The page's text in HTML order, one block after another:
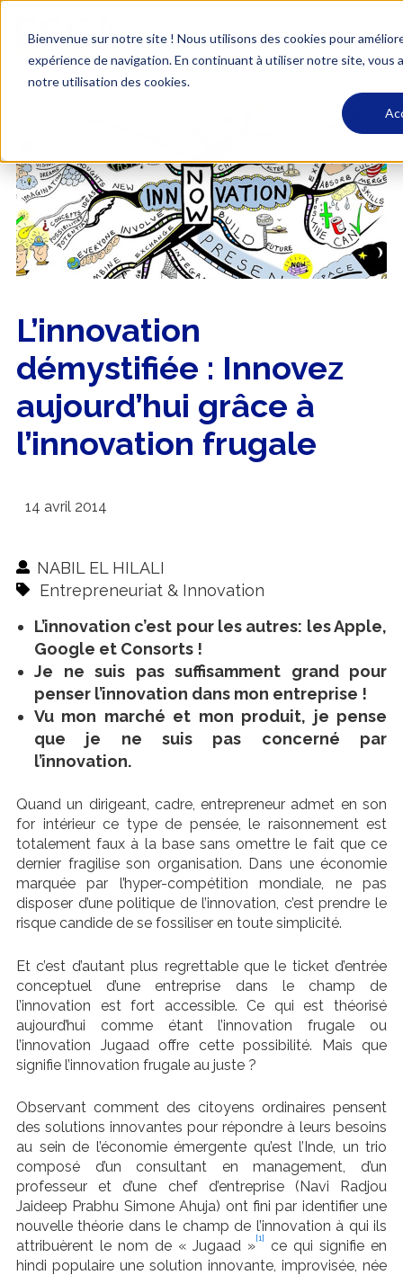
Bienvenue sur notre site ! Nous utilisons des cookies pour
expérience de navigation. En continuant à utiliser notre site, vous
notre utilisation des cookies.
L’innovation
démystifiée : Innovez
aujourd’hui grâce à
l’innovation frugale
14 avril 2014
NABIL EL HILALI
Entrepreneuriat & Innovation
L’innovation c’est pour les autres: les Apple,
Google et Consorts !
Je ne suis pas suffisamment grand pour
penser l’innovation dans mon entreprise !
Vu mon marché et mon produit, je pense
que je ne suis pas concerné par
l’innovation.
Quand un dirigeant, cadre, entrepreneur admet en son
for intérieur ce type de pensée, le raisonnement est
totalement faux à la base sans omettre le fait que ce
dernier fragilise son organisation. Dans une économie
marquée par l’hyper-compétition mondiale, ne pas
disposer d’une politique de l’innovation, c’est prendre le
risque candide de se fossiliser en toute simplicité.
Et c’est d’autant plus regrettable que le ticket d’entrée
conceptuel d’une entreprise dans le champ de
l’innovation est fort accessible. Ce qui est théorisé
aujourd’hui comme étant l’innovation frugale ou
l’innovation Jugaad offre cette possibilité. Mais que
signifie l’innovation frugale au juste ?
Observant comment des citoyens ordinaires pensent
des solutions innovantes pour répondre à leurs besoins
au sein de l’économie émergente qu’est l’Inde, un trio
composé d’un consultant en management, d’un
professeur et d’une chef d’entreprise (Navi Radjou
Jaideep Prabhu Simone Ahuja) ont fini par identifier une
nouvelle théorie dans le champ de l’innovation à qui ils
attribuèrent le nom de « Jugaad » [1]
ce qui signifie en
hindi populaire une solution innovante, improvisée, née